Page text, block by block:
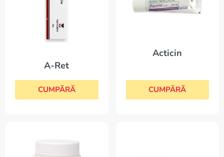
A-Ret
CUMPĂRĂ
Acticin
CUMPĂRĂ